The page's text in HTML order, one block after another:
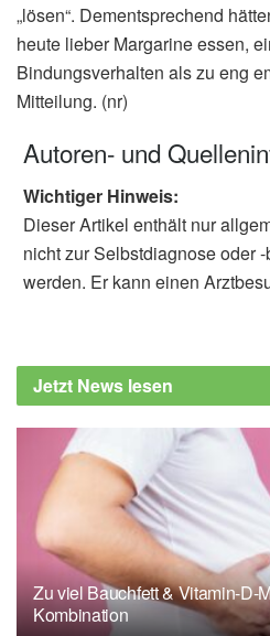
„lösen“. Dementsprechend
heute lieber Margarine essen,
Bindungsverhalten als zu eng
Mitteilung. (nr)
Autoren- und
Wichtiger Hinweis:
Dieser Artikel enthält nur
nicht zur Selbstdiagnose oder
werden. Er kann einen
Jetzt News lesen
Zu viel Bauchfett & Vitamin-D-
Kombination